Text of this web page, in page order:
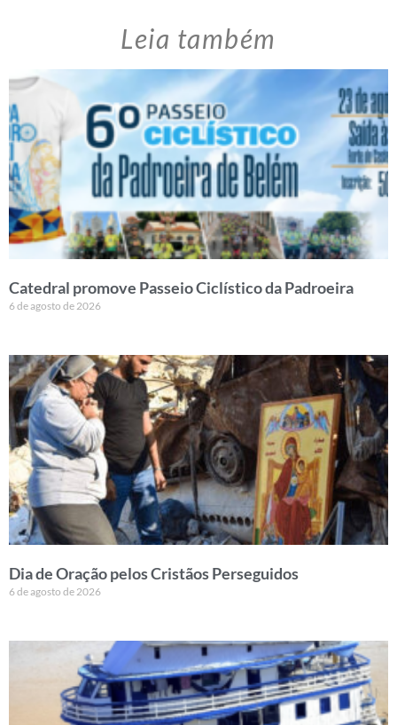
Leia também
Catedral promove Passeio Ciclístico da Padroeira
6 de agosto de 2026
Dia de Oração pelos Cristãos Perseguidos
6 de agosto de 2026